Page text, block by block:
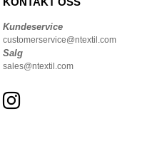
Kundeservice
customerservice@ntextil.com
Salg
sales@ntextil.com